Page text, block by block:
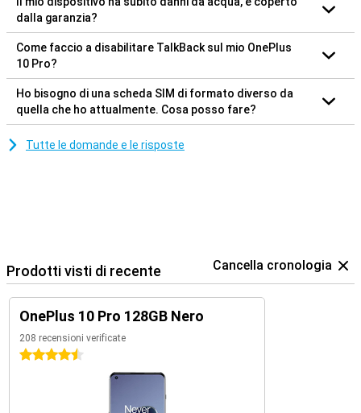
dalla garanzia?
Come faccio a disabilitare TalkBack sul mio OnePlus
10 Pro?
Ho bisogno di una scheda SIM di formato diverso da
quella che ho attualmente. Cosa posso fare?
Tutte le domande e le risposte
Prodotti visti di recente Cancella cronologia
OnePlus 10 Pro 128GB Nero
208 recensioni verificate
4.5 stelle